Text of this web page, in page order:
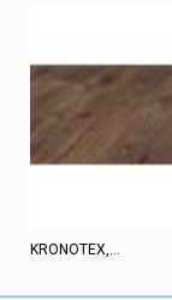
KRONOTEX,...